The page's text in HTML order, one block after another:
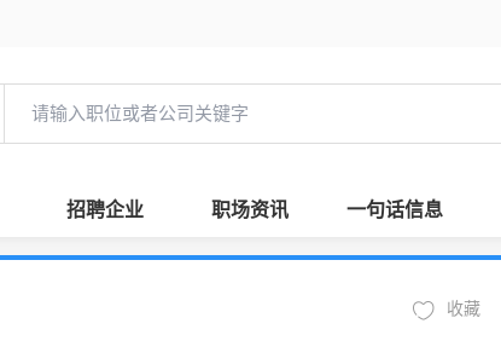
招聘企业 职场资讯 一句话信息
收藏